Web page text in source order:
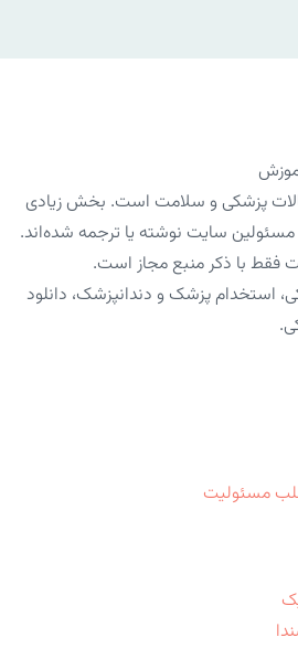
پزشکی و سلامت است. بخش زیادی
سایت نوشته یا ترجمه شده‌اند.
فقط با ذکر منبع مجاز است.
استخدام پزشک و دندانپزشک، دانلود
مسئولیت